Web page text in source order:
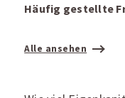
Häufig gestellte
Alle ansehen